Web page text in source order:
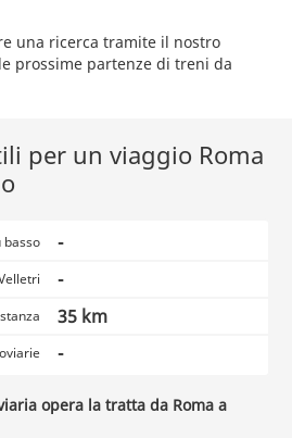
una ricerca tramite il nostro
prossime partenze di treni da
per un viaggio Roma
basso -
-
35 km
-
opera la tratta da Roma a